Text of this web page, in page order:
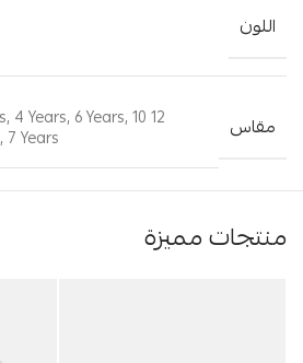
اللون
مقاس 12 Years
, 4 Years, 6 Years, 10
, 7 Years
منتجات مميزة